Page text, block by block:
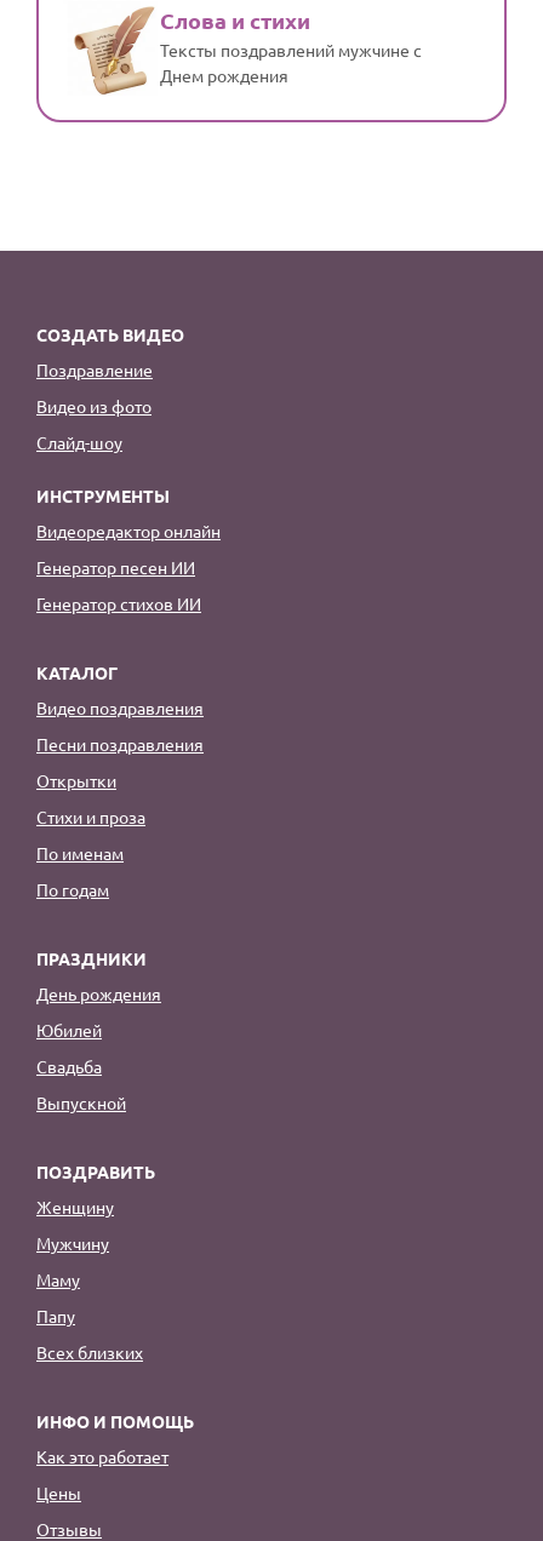
Слова и стихи
Тексты поздравлений мужчине с
Днем рождения
СОЗДАТЬ ВИДЕО
Поздравление
Видео из фото
Слайд-шоу
ИНСТРУМЕНТЫ
Видеоредактор онлайн
Генератор песен ИИ
Генератор стихов ИИ
КАТАЛОГ
Видео поздравления
Песни поздравления
Открытки
Стихи и проза
По именам
По годам
ПРАЗДНИКИ
День рождения
Юбилей
Свадьба
Выпускной
ПОЗДРАВИТЬ
Женщину
Мужчину
Маму
Папу
Всех близких
ИНФО И ПОМОЩЬ
Как это работает
Цены
Отзывы